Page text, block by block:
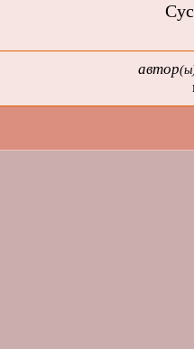
автор
при